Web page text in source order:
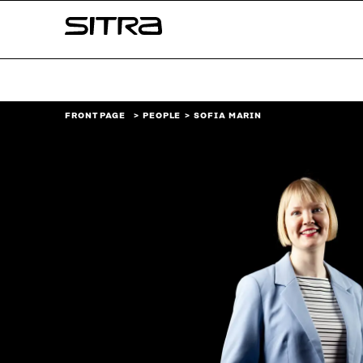
↓
Sitra
FRONT PAGE PEOPLE SOFIA MARIN